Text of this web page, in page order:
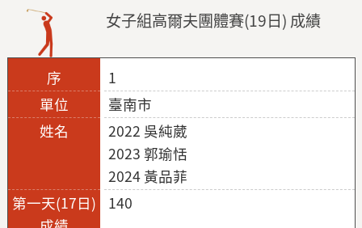
女子組高爾夫團體賽(19日) 成績
1
臺南市
2022 吳純葳
2023 郭瑜恬
2024 黃品菲
140